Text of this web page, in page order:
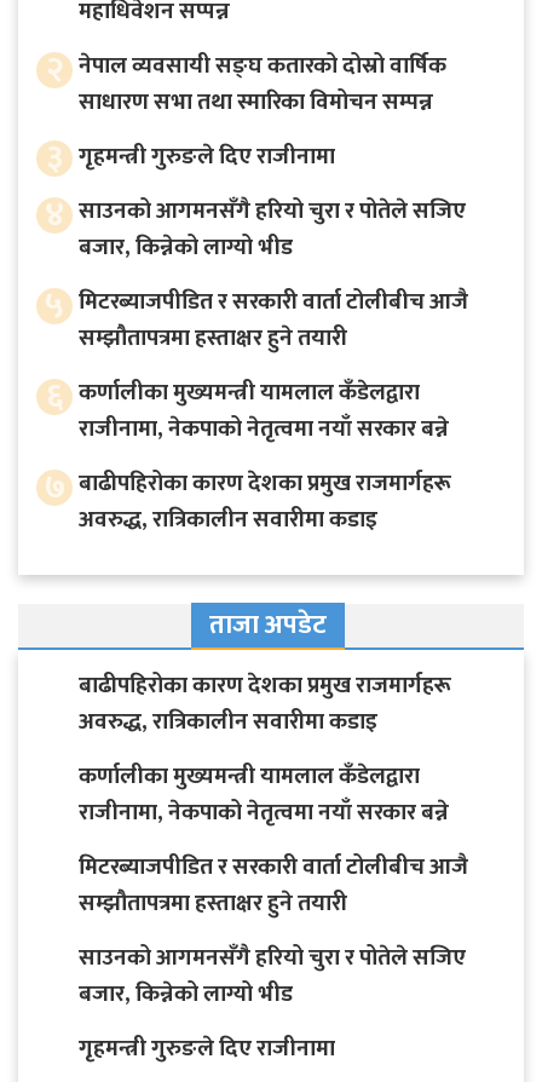
महाधिवेशन सप्पन्न
२ नेपाल व्यवसायी सङ्घ कतारको दोस्रो वार्षिक
साधारण सभा तथा स्मारिका विमोचन सम्पन्न
३ गृहमन्त्री गुरुङले दिए राजीनामा
४ साउनको आगमनसँगै हरियो चुरा र पोतेले सजिए
बजार, किन्नेको लाग्यो भीड
५ मिटरब्याजपीडित र सरकारी वार्ता टोलीबीच आजै
सम्झौतापत्रमा हस्ताक्षर हुने तयारी
६ कर्णालीका मुख्यमन्त्री यामलाल कँडेलद्वारा
राजीनामा, नेकपाको नेतृत्वमा नयाँ सरकार बन्ने
७ बाढीपहिरोका कारण देशका प्रमुख राजमार्गहरू
अवरुद्ध, रात्रिकालीन सवारीमा कडाइ
ताजा अपडेट
बाढीपहिरोका कारण देशका प्रमुख राजमार्गहरू
अवरुद्ध, रात्रिकालीन सवारीमा कडाइ
कर्णालीका मुख्यमन्त्री यामलाल कँडेलद्वारा
राजीनामा, नेकपाको नेतृत्वमा नयाँ सरकार बन्ने
मिटरब्याजपीडित र सरकारी वार्ता टोलीबीच आजै
सम्झौतापत्रमा हस्ताक्षर हुने तयारी
साउनको आगमनसँगै हरियो चुरा र पोतेले सजिए
बजार, किन्नेको लाग्यो भीड
गृहमन्त्री गुरुङले दिए राजीनामा